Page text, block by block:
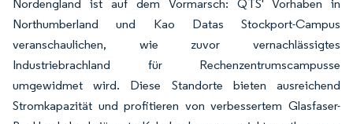
Nordengland ist auf dem Vormarsch: QTS' Vorhaben in
Northumberland und Kao Datas Stockport-Campus
veranschaulichen, wie zuvor vernachlässigtes
Industriebrachland für Rechenzentrumscampusse
umgewidmet wird. Diese Standorte bieten ausreichend
Stromkapazität und profitieren von verbessertem Glasfaser-